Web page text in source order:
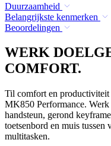
Duurzaamheid
Belangrijkste kenmerken
Beoordelingen
WERK
COMFORT.
Til comfort en productiviteit
MK850 Performance.
handsteun, gerond
toetsenbord en muis tussen
multitasken.